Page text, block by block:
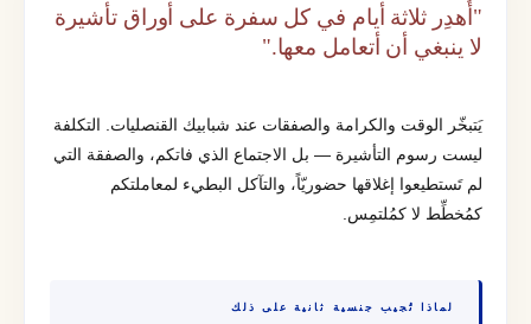
"أُهدِر ثلاثة أيام في كل سفرة على أوراق تأشيرة
لا ينبغي أن أتعامل معها."
يَتبخّر الوقت والكرامة والصفقات عند شبابيك القنصليات. التكلفة
ليست رسوم التأشيرة — بل الاجتماع الذي فاتكم، والصفقة التي
لم تَستطيعوا إغلاقها حضوريّاً، والتآكل البطيء لمعاملتكم
كمُخطِّط لا كمُلتمِس.
لماذا تُجيب جنسية ثانية على ذلك